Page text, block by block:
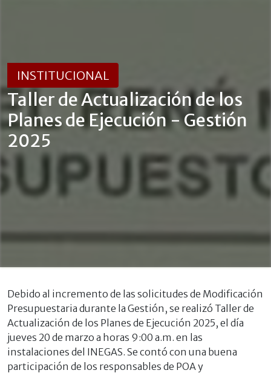
INSTITUCIONAL
Taller de Actualización de los
Planes de Ejecución - Gestión
2025
Debido al incremento de las solicitudes de Modificación
Presupuestaria durante la Gestión, se realizó Taller de
Actualización de los Planes de Ejecución 2025, el día
jueves 20 de marzo a horas 9:00 a.m. en las
instalaciones del INEGAS. Se contó con una buena
participación de los responsables de POA y